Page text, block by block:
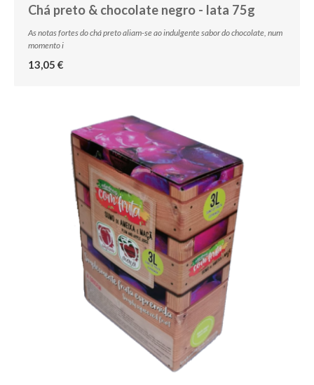
Chá preto & chocolate negro - lata 75g
As notas fortes do chá preto aliam-se ao indulgente sabor do chocolate, num
momento i
13,05 €